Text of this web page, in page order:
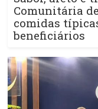
Comunitária
comidas
beneficiários